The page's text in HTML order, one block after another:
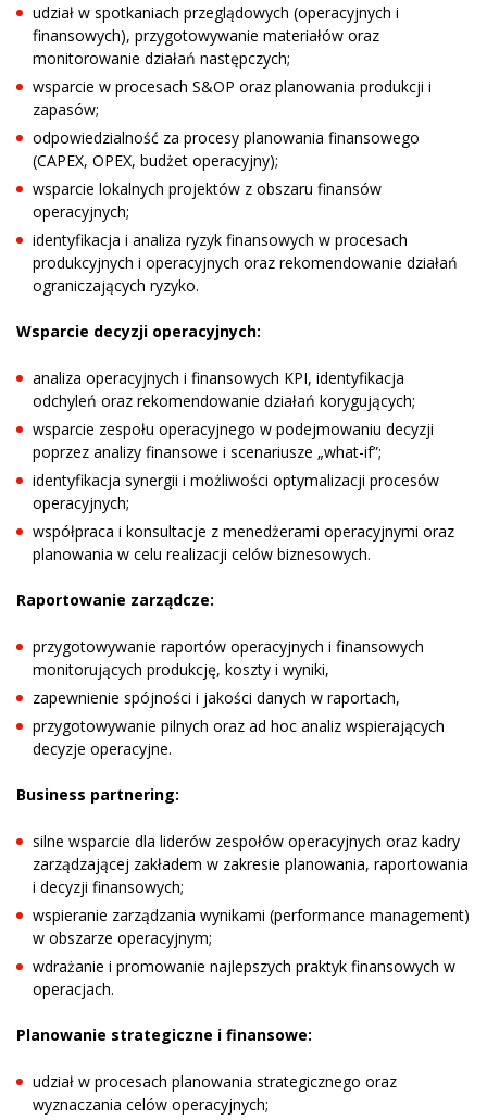
udział w spotkaniach przeglądowych (operacyjnych i
finansowych), przygotowywanie materiałów oraz
monitorowanie działań następczych;
wsparcie w procesach S&OP oraz planowania produkcji i
zapasów;
odpowiedzialność za procesy planowania finansowego
(CAPEX, OPEX, budżet operacyjny);
wsparcie lokalnych projektów z obszaru finansów
operacyjnych;
identyfikacja i analiza ryzyk finansowych w procesach
produkcyjnych i operacyjnych oraz rekomendowanie działań
ograniczających ryzyko.
Wsparcie decyzji operacyjnych:
analiza operacyjnych i finansowych KPI, identyfikacja
odchyleń oraz rekomendowanie działań korygujących;
wsparcie zespołu operacyjnego w podejmowaniu decyzji
poprzez analizy finansowe i scenariusze „what-if”;
identyfikacja synergii i możliwości optymalizacji procesów
operacyjnych;
współpraca i konsultacje z menedżerami operacyjnymi oraz
planowania w celu realizacji celów biznesowych.
Raportowanie zarządcze:
przygotowywanie raportów operacyjnych i finansowych
monitorujących produkcję, koszty i wyniki,
zapewnienie spójności i jakości danych w raportach,
przygotowywanie pilnych oraz ad hoc analiz wspierających
decyzje operacyjne.
Business partnering:
silne wsparcie dla liderów zespołów operacyjnych oraz kadry
zarządzającej zakładem w zakresie planowania, raportowania
i decyzji finansowych;
wspieranie zarządzania wynikami (performance management)
w obszarze operacyjnym;
wdrażanie i promowanie najlepszych praktyk finansowych w
operacjach.
Planowanie strategiczne i finansowe:
udział w procesach planowania strategicznego oraz
wyznaczania celów operacyjnych;